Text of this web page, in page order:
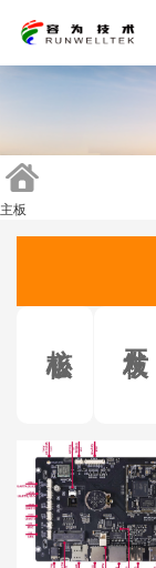
主板